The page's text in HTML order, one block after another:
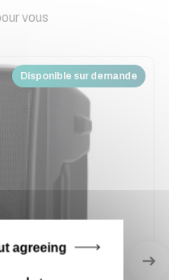
vous
Disponible sur demande
agreeing